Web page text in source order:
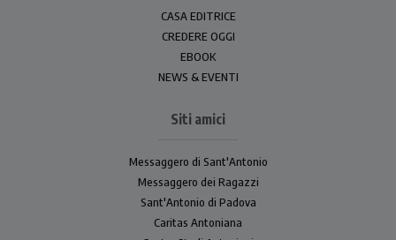
CASA EDITRICE
CREDERE OGGI
EBOOK
NEWS & EVENTI
Siti amici
Messaggero di Sant'Antonio
Messaggero dei Ragazzi
Sant'Antonio di Padova
Caritas Antoniana